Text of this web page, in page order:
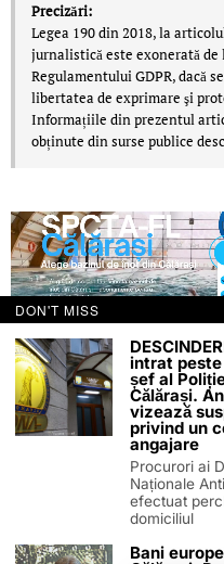
Precizări:
Legea 190 din 2018, la
jurnalistică este exonerată de
Regulamentului GDPR, dacă
libertatea de exprimare şi
Informațiile din prezentul
obținute din surse publice
C.C
DON'T MISS
intrat
șef al
Călărași.
vizează
privind un
angajare
Procurori ai
Naționale
efectuat
domiciliul
Bani